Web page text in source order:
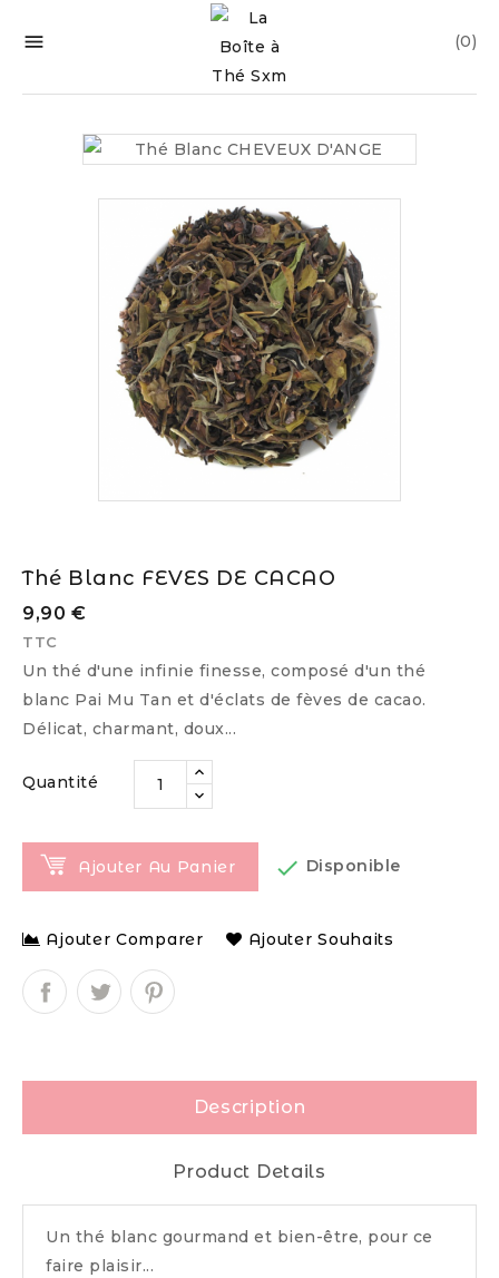
 (0)
Thé Blanc FEVES DE CACAO
9,90 €
TTC
Un thé d'une infinie finesse, composé d'un thé
blanc Pai Mu Tan et d'éclats de fèves de cacao.
Délicat, charmant, doux...
Quantité
Ajouter Au Panier  Disponible
Ajouter Comparer Ajouter Souhaits
Description
Product Details
Un thé blanc gourmand et bien-être, pour ce
faire plaisir...